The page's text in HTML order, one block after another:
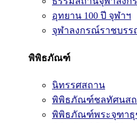
อุทยาน 100 ปี จุฬาฯ
จุฬาลงกรณ์ราชบรร
พิพิธภัณฑ์
นิทรรศสถาน
พิพิธภัณฑ์ชลทัศนส
พิพิธภัณฑ์พระจุฑาธุ